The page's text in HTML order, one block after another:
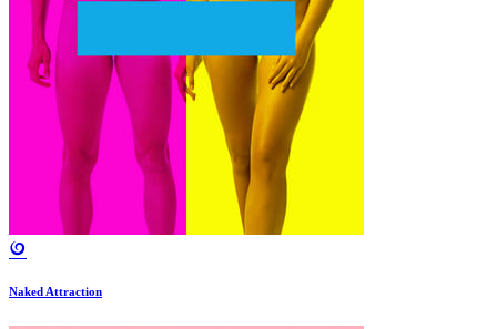
Naked Attraction